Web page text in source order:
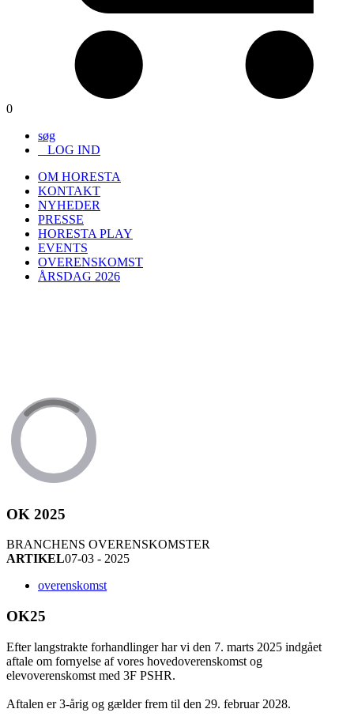
0
søg
LOG IND
OM HORESTA
KONTAKT
NYHEDER
PRESSE
HORESTA PLAY
EVENTS
OVERENSKOMST
ÅRSDAG 2026
OK 2025
BRANCHENS OVERENSKOMSTER
ARTIKEL07-03 - 2025
overenskomst
OK25
Efter langstrakte forhandlinger har vi den 7. marts 2025 indgået
aftale om fornyelse af vores hovedoverenskomst og
elevoverenskomst med 3F PSHR.
Aftalen er 3-årig og gælder frem til den 29. februar 2028.